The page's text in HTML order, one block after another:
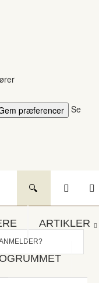
præferencer
Se
ARTIKLER